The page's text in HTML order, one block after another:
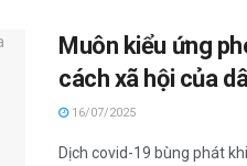
Muôn kiểu ứng
cách xã hội của
16/07/2025
Dịch covid-19 bùng phát